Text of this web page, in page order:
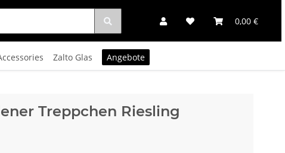
0,00 €
Zalto Glas Angebote
Treppchen Riesling